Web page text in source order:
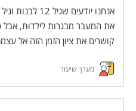
את המעבר מבגרות לילדוּת, אבל
קושרים את ציון הזמן הזה אל
מערך שיעור